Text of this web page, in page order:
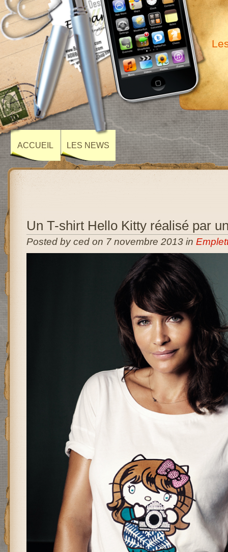
ACCUEIL LES NEWS
Un T-shirt Hello Kitty réalisé par
Posted by ced on 7 novembre 2013 in